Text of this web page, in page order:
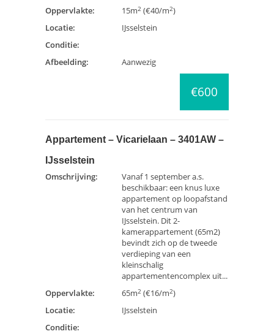
Oppervlakte:
15m2 (€40/m2)
Locatie:
IJsselstein
Conditie:
Afbeelding:
Aanwezig
€600
Appartement – Vicarielaan – 3401AW –
IJsselstein
Omschrijving:
Vanaf 1 september a.s.
beschikbaar: een knus luxe
appartement op loopafstand
van het centrum van
IJsselstein. Dit 2-
kamerappartement (65m2)
bevindt zich op de tweede
verdieping van een
kleinschalig
appartementencomplex uit...
Oppervlakte:
65m2 (€16/m2)
Locatie:
IJsselstein
Conditie: